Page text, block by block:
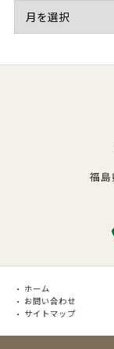
福
ホーム
お問い合わせ
サイトマップ